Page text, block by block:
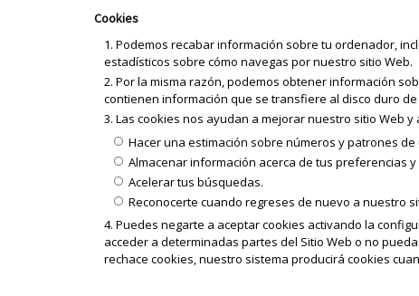
Cookies
Podemos recabar información sobre tu ordenador,
estadísticos sobre cómo navegas por nuestro sitio Web.
Por la misma razón, podemos obtener información
contienen información que se transfiere al disco duro
Las cookies nos ayudan a mejorar nuestro sitio Web
Hacer una estimación sobre números y patrones de
Almacenar información acerca de tus preferencias
Acelerar tus búsquedas.
Reconocerte cuando regreses de nuevo a nuestro
Puedes negarte a aceptar cookies activando la
acceder a determinadas partes del Sitio Web o no
rechace cookies, nuestro sistema producirá cookies